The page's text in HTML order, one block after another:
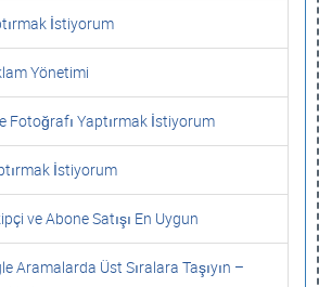
İstiyorum
Yönetimi
Fotoğrafı Yaptırmak İstiyorum
İstiyorum
ve Abone Satışı En Uygun
Aramalarda Üst Sıralara Taşıyın –